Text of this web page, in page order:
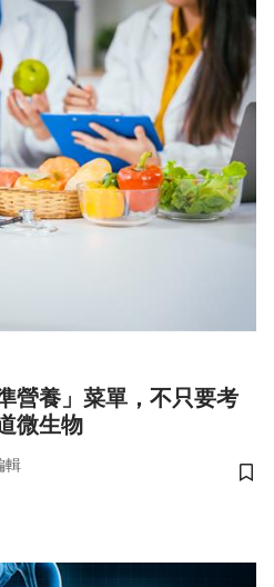
營養」菜單，不只要考
微生物
輯
儲